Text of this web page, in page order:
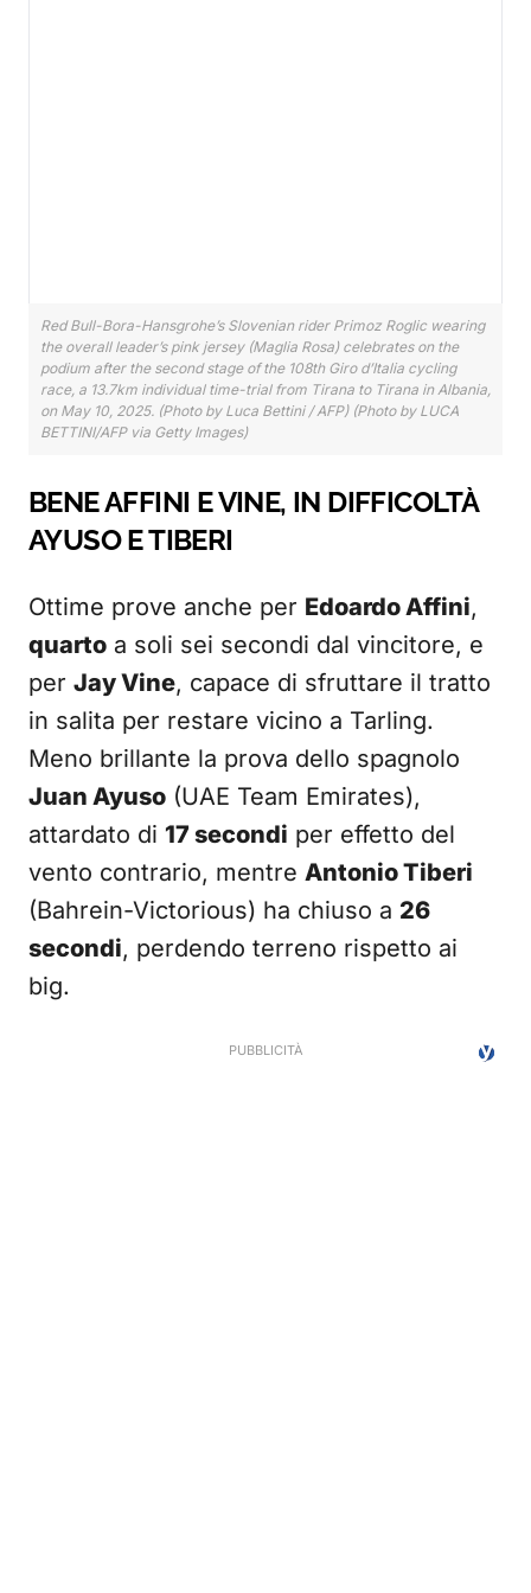
Red Bull-Bora-Hansgrohe’s Slovenian rider Primoz Roglic wearing
the overall leader’s pink jersey (Maglia Rosa) celebrates on the
podium after the second stage of the 108th Giro d’Italia cycling
race, a 13.7km individual time-trial from Tirana to Tirana in Albania,
on May 10, 2025. (Photo by Luca Bettini / AFP) (Photo by LUCA
BETTINI/AFP via Getty Images)
BENE AFFINI E VINE, IN DIFFICOLTÀ
AYUSO E TIBERI
Ottime prove anche per Edoardo Affini,
quarto a soli sei secondi dal vincitore, e
per Jay Vine, capace di sfruttare il tratto
in salita per restare vicino a Tarling.
Meno brillante la prova dello spagnolo
Juan Ayuso (UAE Team Emirates),
attardato di 17 secondi per effetto del
vento contrario, mentre Antonio Tiberi
(Bahrein-Victorious) ha chiuso a 26
secondi, perdendo terreno rispetto ai
big.